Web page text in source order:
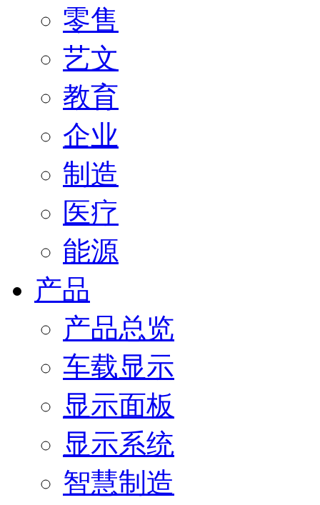
零售
艺文
教育
企业
制造
医疗
能源
产品
产品总览
车载显示
显示面板
显示系统
智慧制造